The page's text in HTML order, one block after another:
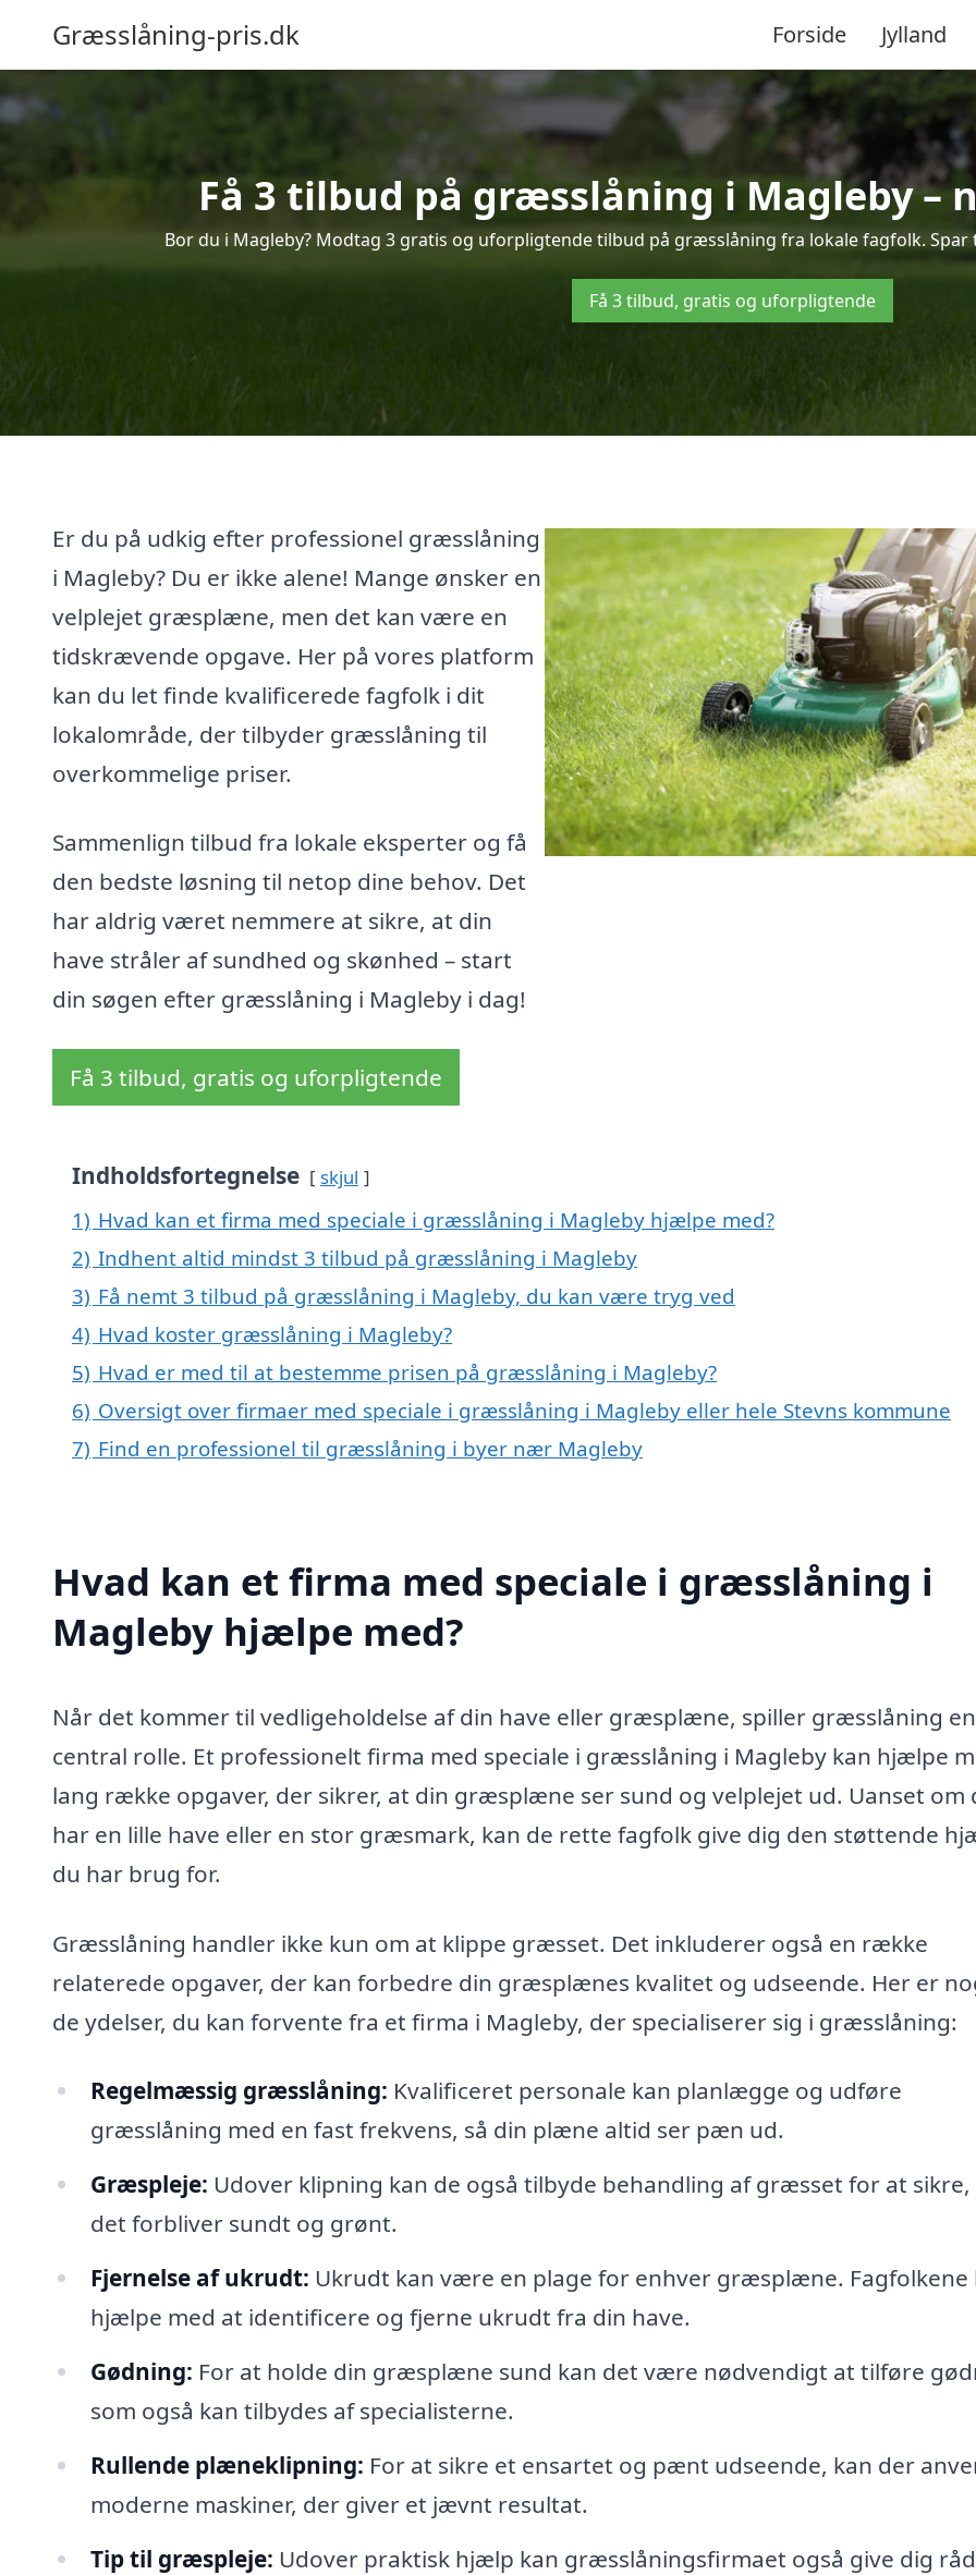
Græsslåning-pris.dk Forside Jylland
Få 3 tilbud på græsslåning i Magleby –
Bor du i Magleby? Modtag 3 gratis og uforpligtende tilbud på græsslåning fra lokale fagfolk.
Få 3 tilbud, gratis og uforpligtende
Er du på udkig efter professionel græsslåning
i Magleby? Du er ikke alene! Mange ønsker en
velplejet græsplæne, men det kan være en
tidskrævende opgave. Her på vores platform
kan du let finde kvalificerede fagfolk i dit
lokalområde, der tilbyder græsslåning til
overkommelige priser.
Sammenlign tilbud fra lokale eksperter og få
den bedste løsning til netop dine behov. Det
har aldrig været nemmere at sikre, at din
have stråler af sundhed og skønhed – start
din søgen efter græsslåning i Magleby i dag!
Få 3 tilbud, gratis og uforpligtende
Indholdsfortegnelse skjul
1) Hvad kan et firma med speciale i græsslåning i Magleby hjælpe med?
2) Indhent altid mindst 3 tilbud på græsslåning i Magleby
3) Få nemt 3 tilbud på græsslåning i Magleby, du kan være tryg ved
4) Hvad koster græsslåning i Magleby?
5) Hvad er med til at bestemme prisen på græsslåning i Magleby?
6) Oversigt over firmaer med speciale i græsslåning i Magleby eller hele Stevns kommune
7) Find en professionel til græsslåning i byer nær Magleby
Hvad kan et firma med speciale i græsslåning i
Magleby hjælpe med?
Når det kommer til vedligeholdelse af din have eller græsplæne, spiller græsslåning en
central rolle. Et professionelt firma med speciale i græsslåning i Magleby kan hjælpe
lang række opgaver, der sikrer, at din græsplæne ser sund og velplejet ud. Uanset om
har en lille have eller en stor græsmark, kan de rette fagfolk give dig den støttende
du har brug for.
Græsslåning handler ikke kun om at klippe græsset. Det inkluderer også en række
relaterede opgaver, der kan forbedre din græsplænes kvalitet og udseende. Her er
de ydelser, du kan forvente fra et firma i Magleby, der specialiserer sig i græsslåning:
Regelmæssig græsslåning: Kvalificeret personale kan planlægge og udføre
græsslåning med en fast frekvens, så din plæne altid ser pæn ud.
Græspleje: Udover klipning kan de også tilbyde behandling af græsset for at sikre,
det forbliver sundt og grønt.
Fjernelse af ukrudt: Ukrudt kan være en plage for enhver græsplæne. Fagfolkene
hjælpe med at identificere og fjerne ukrudt fra din have.
Gødning: For at holde din græsplæne sund kan det være nødvendigt at tilføre
som også kan tilbydes af specialisterne.
Rullende plæneklipning: For at sikre et ensartet og pænt udseende, kan der
moderne maskiner, der giver et jævnt resultat.
Tip til græspleje: Udover praktisk hjælp kan græsslåningsfirmaet også give dig